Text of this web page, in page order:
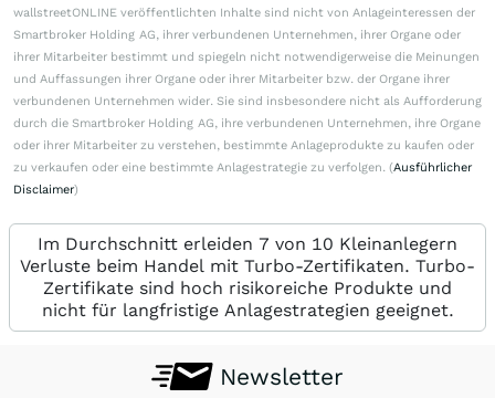
wallstreetONLINE veröffentlichten Inhalte sind nicht von Anlageinteressen der
Smartbroker Holding AG, ihrer verbundenen Unternehmen, ihrer Organe oder
ihrer Mitarbeiter bestimmt und spiegeln nicht notwendigerweise die Meinungen
und Auffassungen ihrer Organe oder ihrer Mitarbeiter bzw. der Organe ihrer
verbundenen Unternehmen wider. Sie sind insbesondere nicht als Aufforderung
durch die Smartbroker Holding AG, ihre verbundenen Unternehmen, ihre Organe
oder ihrer Mitarbeiter zu verstehen, bestimmte Anlageprodukte zu kaufen oder
zu verkaufen oder eine bestimmte Anlagestrategie zu verfolgen. (Ausführlicher
Disclaimer)
Im Durchschnitt erleiden 7 von 10 Kleinanlegern
Verluste beim Handel mit Turbo-Zertifikaten. Turbo-
Zertifikate sind hoch risikoreiche Produkte und
nicht für langfristige Anlagestrategien geeignet.
Newsletter